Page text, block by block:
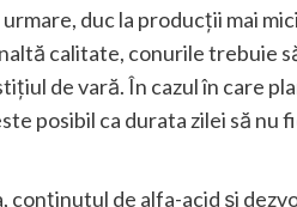
duc la producții mai
calitate, conurile trebuie
de vară. În cazul în care
posibil ca durata zilei să nu
de alfa-acid și